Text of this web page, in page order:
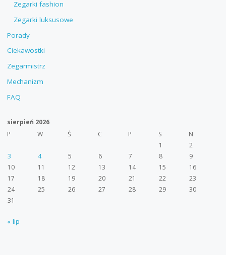
Zegarki fashion
Zegarki luksusowe
Porady
Ciekawostki
Zegarmistrz
Mechanizm
FAQ
sierpień 2026
P
W Ś C P S
N
1
2
3
4 5 6 7 8
9
10
11 12 13 14 15
16
17
18 19 20 21 22
23
24
25 26 27 28 29
30
31
« lip